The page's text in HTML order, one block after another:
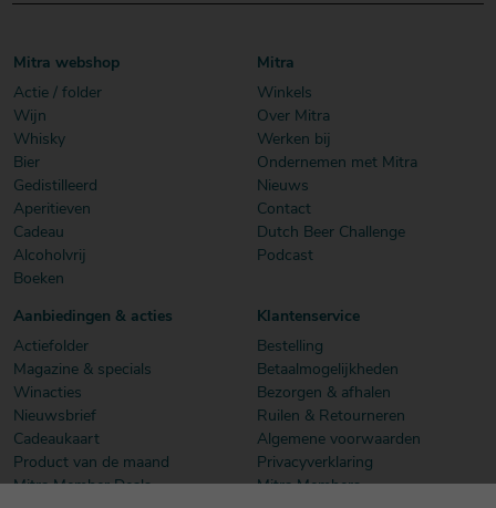
Mitra webshop
Actie / folder
Wijn
Whisky
Bier
Gedistilleerd
Aperitieven
Cadeau
Alcoholvrij
Boeken
Mitra
Winkels
Over Mitra
Werken bij
Ondernemen met Mitra
Nieuws
Contact
Dutch Beer Challenge
Podcast
Aanbiedingen & acties
Actiefolder
Magazine & specials
Winacties
Nieuwsbrief
Cadeaukaart
Product van de maand
Mitra Member Deals
Klantenservice
Bestelling
Betaalmogelijkheden
Bezorgen & afhalen
Ruilen & Retourneren
Algemene voorwaarden
Privacyverklaring
Mitra Members